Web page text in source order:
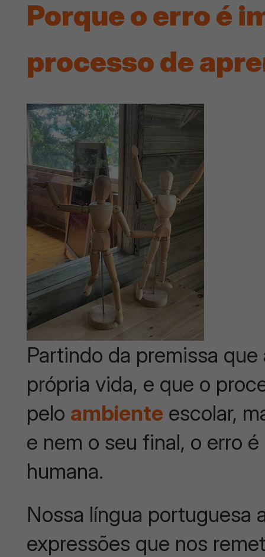
Porque o erro é
processo de
Partindo da premissa
própria vida, e que o
pelo ambiente escolar,
e nem o seu final, o erro
humana.
Nossa língua portuguesa
expressões que nos